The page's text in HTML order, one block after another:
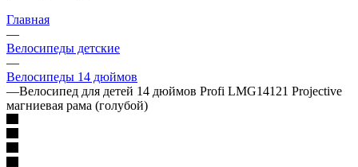
Главная
—
Велосипеды детские
—
Велосипеды 14 дюймов
—Велосипед для детей 14 дюймов Profi LMG14121 Projective
магниевая рама (голубой)